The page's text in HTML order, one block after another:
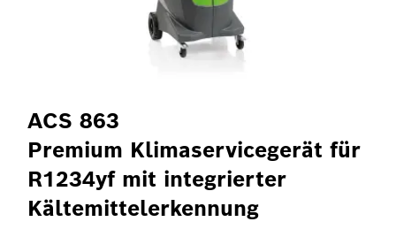
ACS 863
Premium Klimaservicegerät für
R1234yf mit integrierter
Kältemittelerkennung